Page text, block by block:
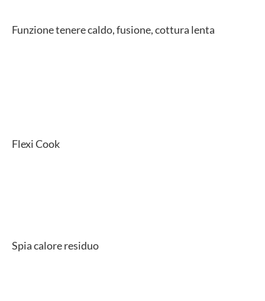
Funzione tenere caldo, fusione, cottura lenta
Flexi Cook
Spia calore residuo